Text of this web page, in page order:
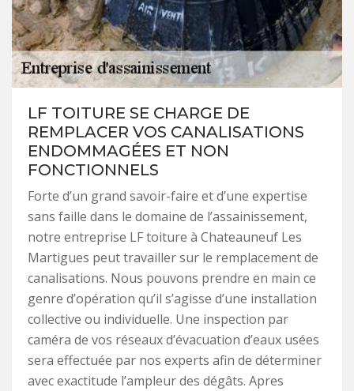
LF TOITURE SE CHARGE DE
REMPLACER VOS CANALISATIONS
ENDOMMAGÉES ET NON
FONCTIONNELS
Forte d’un grand savoir-faire et d’une expertise
sans faille dans le domaine de l’assainissement,
notre entreprise LF toiture à Chateauneuf Les
Martigues peut travailler sur le remplacement de
canalisations. Nous pouvons prendre en main ce
genre d’opération qu’il s’agisse d’une installation
collective ou individuelle. Une inspection par
caméra de vos réseaux d’évacuation d’eaux usées
sera effectuée par nos experts afin de déterminer
avec exactitude l’ampleur des dégâts. Apres